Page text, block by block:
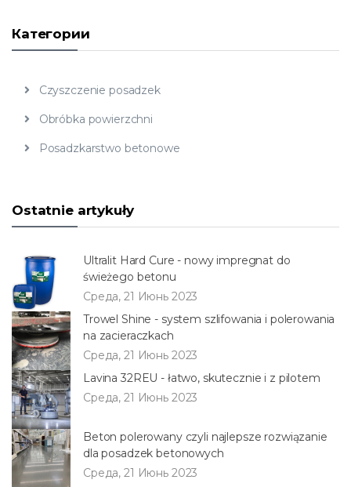
Категории
Czyszczenie posadzek
Obróbka powierzchni
Posadzkarstwo betonowe
Ostatnie artykuły
Ultralit Hard Cure - nowy impregnat do
świeżego betonu
Среда, 21 Июнь 2023
Trowel Shine - system szlifowania i polerowania
na zacieraczkach
Среда, 21 Июнь 2023
Lavina 32REU - łatwo, skutecznie i z pilotem
Среда, 21 Июнь 2023
Beton polerowany czyli najlepsze rozwiązanie
dla posadzek betonowych
Среда, 21 Июнь 2023